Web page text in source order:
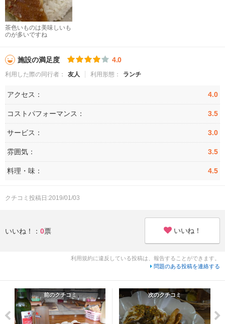
茶色いものは美味しいも
のが多いですね
施設の満足度 4.0
利用した際の同行者： 友人 利用形態： ランチ
アクセス： 4.0
コストパフォーマンス： 3.5
サービス： 3.0
雰囲気： 3.5
料理・味： 4.5
クチコミ投稿日:2019/01/03
いいね！： 0票 いいね！
利用規約に違反している投稿は、報告することができます。
問題のある投稿を連絡する
前のクチコミ 次のクチコミ